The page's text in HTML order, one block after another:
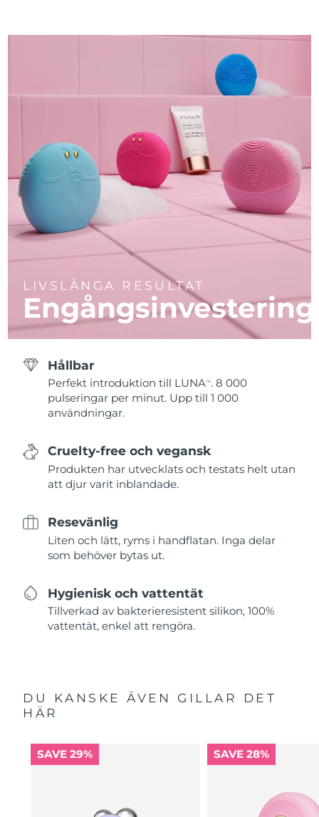
LIVSLÅNGA RESULTAT
Engångsinvestering
Hållbar
Perfekt introduktion till LUNATM . 8 000
pulseringar per minut. Upp till 1 000
användningar.
Cruelty-free och vegansk
Produkten har utvecklats och testats helt utan
att djur varit inblandade.
Resevänlig
Liten och lätt, ryms i handflatan. Inga delar
som behöver bytas ut.
Hygienisk och vattentät
Tillverkad av bakterieresistent silikon, 100%
vattentät, enkel att rengöra.
DU KANSKE ÄVEN GILLAR DET
HÄR
SAVE 29% SAVE 28%